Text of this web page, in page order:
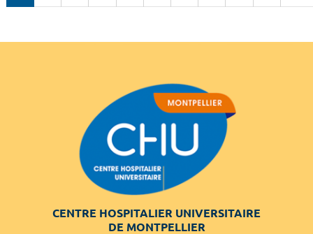
CENTRE HOSPITALIER UNIVERSITAIRE
DE MONTPELLIER